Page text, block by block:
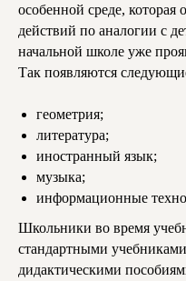
особенной среде,
действий по аналогии с
начальной школе уже
Так появляются
геометрия;
литература;
иностранный язык;
музыка;
информационные
Школьники во время
стандартными
дидактическими